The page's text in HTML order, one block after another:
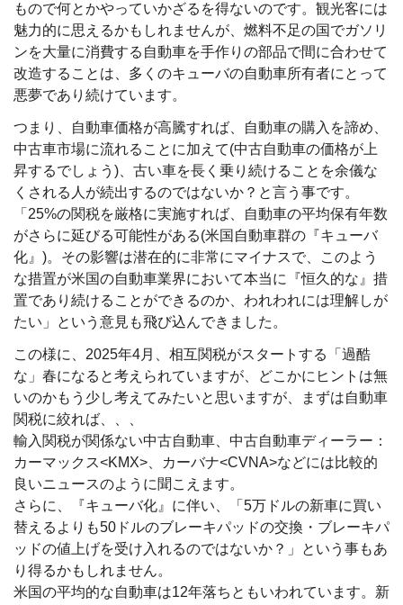
もので何とかやっていかざるを得ないのです。観光客には
魅力的に思えるかもしれませんが、燃料不足の国でガソリ
ンを大量に消費する自動車を手作りの部品で間に合わせて
改造することは、多くのキューバの自動車所有者にとって
悪夢であり続けています。
つまり、自動車価格が高騰すれば、自動車の購入を諦め、
中古車市場に流れることに加えて(中古自動車の価格が上
昇するでしょう)、古い車を長く乗り続けることを余儀な
くされる人が続出するのではないか？と言う事です。
「25%の関税を厳格に実施すれば、自動車の平均保有年数
がさらに延びる可能性がある(米国自動車群の『キューバ
化』)。その影響は潜在的に非常にマイナスで、このよう
な措置が米国の自動車業界において本当に『恒久的な』措
置であり続けることができるのか、われわれには理解しが
たい」という意見も飛び込んできました。
この様に、2025年4月、相互関税がスタートする「過酷
な」春になると考えられていますが、どこかにヒントは無
いのかもう少し考えてみたいと思いますが、まずは自動車
関税に絞れば、、、
輸入関税が関係ない中古自動車、中古自動車ディーラー：
カーマックス<KMX>、カーバナ<CVNA>などには比較的
良いニュースのように聞こえます。
さらに、『キューバ化』に伴い、「5万ドルの新車に買い
替えるよりも50ドルのブレーキパッドの交換・ブレーキパ
ッドの値上げを受け入れるのではないか？」という事もあ
り得るかもしれません。
米国の平均的な自動車は12年落ちともいわれています。新